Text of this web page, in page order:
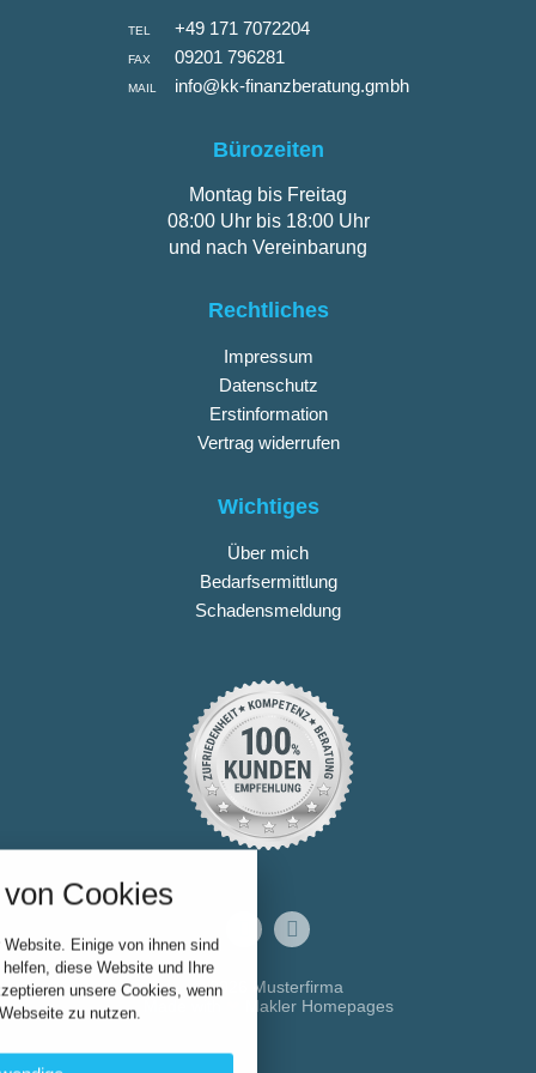
TEL +49 171 7072204
FAX 09201 796281
MAIL info@kk-finanzberatung.gmbh
Bürozeiten
Montag bis Freitag
08:00 Uhr bis 18:00 Uhr
und nach Vereinbarung
Rechtliches
Impressum
Datenschutz
Erstinformation
Vertrag widerrufen
Wichtiges
Über mich
Bedarfsermittlung
Schadensmeldung
© 2026 Musterfirma
Makler Homepages
Cookies
Einige von ihnen sind
diese Website und Ihre
unsere Cookies, wenn
zu nutzen.
folgende Kategorien zu
zu blockieren.
Notwendig
Performance